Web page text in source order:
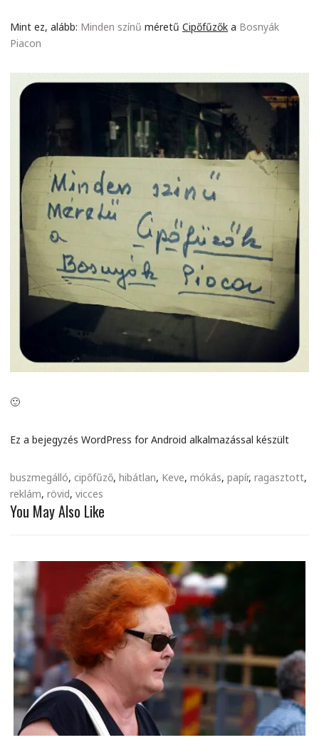
Mint ez, alább: Minden színű méretű Cipőfűzők a Bosnyák
Piacon
🙂
Ez a bejegyzés WordPress for Android alkalmazással készült
buszmegálló, cipőfűző, hibátlan, Keve, mókás, papír, ragasztott,
reklám, rövid, vicces
You May Also Like